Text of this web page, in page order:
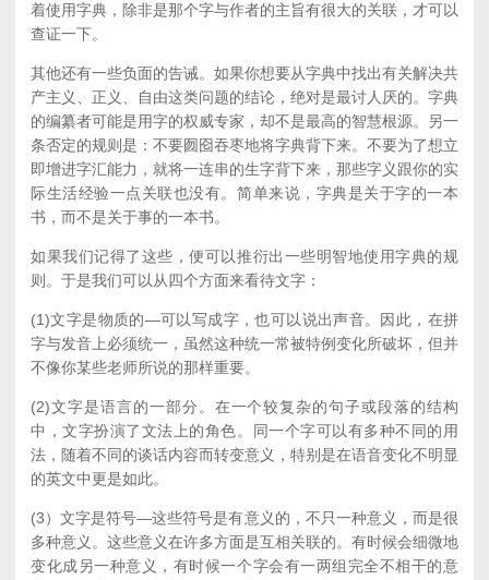
着使用字典，除非是那个字与作者的主旨有很大的关联，才可以
查证一下。
其他还有一些负面的告诫。如果你想要从字典中找出有关解决共
产主义、正义、自由这类问题的结论，绝对是最讨人厌的。字典
的编纂者可能是用字的权威专家，却不是最高的智慧根源。另一
条否定的规则是：不要囫囵吞枣地将字典背下来。不要为了想立
即增进字汇能力，就将一连串的生字背下来，那些字义跟你的实
际生活经验一点关联也没有。简单来说，字典是关于字的一本
书，而不是关于事的一本书。
如果我们记得了这些，便可以推衍出一些明智地使用字典的规
则。于是我们可以从四个方面来看待文字：
(1)文字是物质的—可以写成字，也可以说出声音。因此，在拼
字与发音上必须统一，虽然这种统一常被特例变化所破坏，但并
不像你某些老师所说的那样重要。
(2)文字是语言的一部分。在一个较复杂的句子或段落的结构
中，文字扮演了文法上的角色。同一个字可以有多种不同的用
法，随着不同的谈话内容而转变意义，特别是在语音变化不明显
的英文中更是如此。
(3）文字是符号—这些符号是有意义的，不只一种意义，而是很
多种意义。这些意义在许多方面是互相关联的。有时候会细微地
变化成另一种意义，有时候一个字会有一两组完全不相干的意